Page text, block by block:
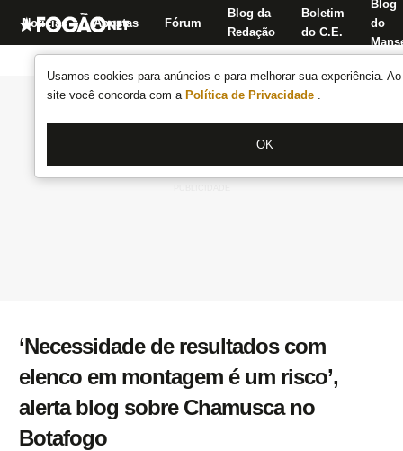
Usamos cookies para anúncios e para melhorar sua experiência.
site você concorda com a Política de Privacidade .
OK
Notícias Apostas Fórum
Blog da
Redação
Boletim
do C.E.
Blog
do
‘Necessidade de resultados com
elenco em montagem é um risco’,
alerta blog sobre Chamusca no
Botafogo